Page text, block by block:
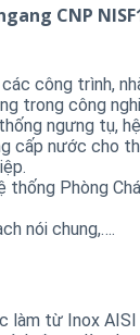
CNP
công trình,
trong công
ngưng tụ,
cấp nước cho
thống Phòng
nói chung,….
làm từ Inox AISI